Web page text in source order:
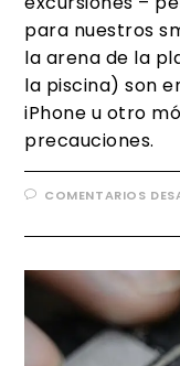
para nuestros
la arena de la
la piscina) son
iPhone u otro
precauciones.
COMENTARIOS